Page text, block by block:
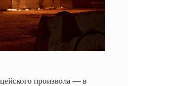
произвола — в